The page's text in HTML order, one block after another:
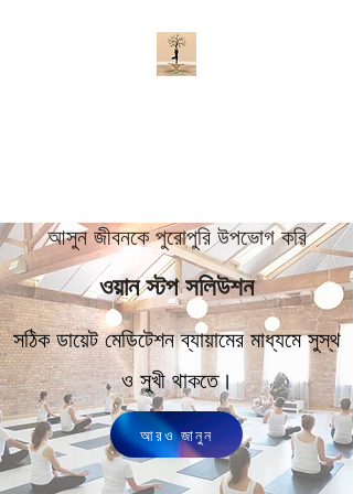
আসুন জীবনকে পুরোপুরি উপভোগ করি
ওয়ান স্টপ সলিউশন
সঠিক ডায়েট মেডিটেশন ব্যায়ামের মাধ্যমে সুস্থ
ও সুখী থাকতে।
আরও জানুন